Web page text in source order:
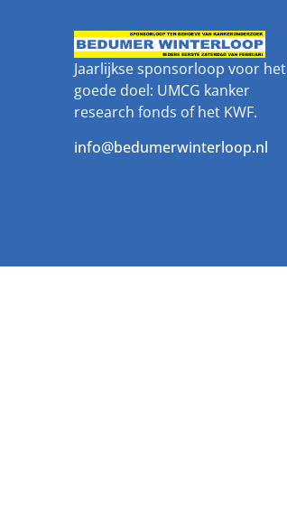
Jaarlijkse sponsorloop voor het
goede doel: UMCG kanker
research fonds of het KWF.
info@bedumerwinterloop.nl